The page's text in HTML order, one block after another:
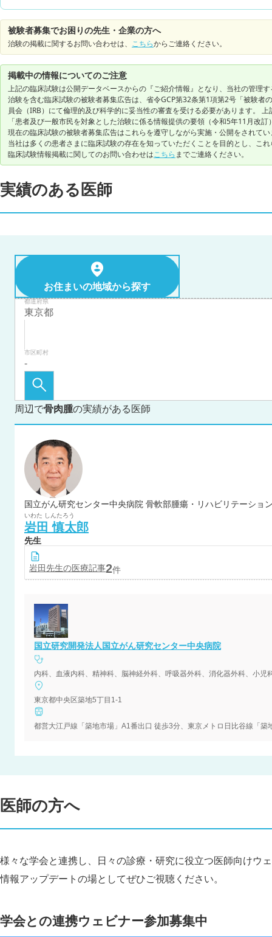
被験者募集でお困りの先生・企業の方へ
治験の掲載に関するお問い合わせは、 こちらからご連絡ください。
掲載中の情報についてのご注意
上記の臨床試験は公開データベースからの『ご紹介情報』となり、当社の管理
治験を含む臨床試験の被験者募集広告は、省令GCP第32条第1項第2号「被験者
員会（IRB）にて倫理的及び科学的に妥当性の審査を受ける必要があります。
「患者及び一般市民を対象とした治験に係る情報提供の要領（令和5年11月改
現在の臨床試験の被験者募集広告はこれらを遵守しながら実施・公開をされて
当社は多くの患者さまに臨床試験の存在を知っていただくことを目的とし、こ
臨床試験情報掲載に関してのお問い合わせはこちら までご連絡ください。
実績のある医師
お住まいの地域から探す
都道府県
市区町村
周辺で骨肉腫の実績がある医師
国立がん研究センター中央病院 骨軟部腫瘍・リハビリテーショ
いわた しんたろう
岩田 慎太郎
先生
岩田 先生の医療記事2件
国立研究開発法人国立がん研究センター中央病院
東京都中央区築地5丁目1-1
医師の方へ
様々な学会と連携し、日々の診療・研究に役立つ医師向けウ
情報アップデートの場としてぜひご視聴ください。
学会との連携ウェビナー参加募集中